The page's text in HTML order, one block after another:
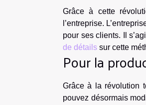
Grâce à cette
l’entreprise.
pour ses clients. Il
de détails sur cette
Pour la
Grâce à la révolution
pouvez désormais